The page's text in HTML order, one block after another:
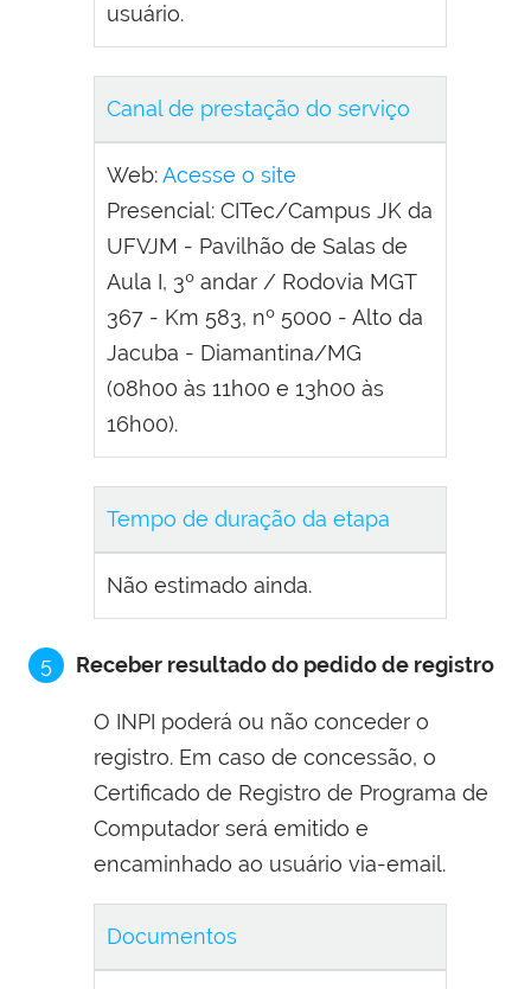
usuário.
Canal de prestação do serviço
Web:Acesse o site
Presencial: CITec/Campus JK da
UFVJM - Pavilhão de Salas de
Aula I, 3º andar / Rodovia MGT
367 - Km 583, nº 5000 - Alto da
Jacuba - Diamantina/MG
(08h00 às 11h00 e 13h00 às
16h00).
Tempo de duração da etapa
Não estimado ainda.
5 Receber resultado do pedido de registro
O INPI poderá ou não conceder o
registro. Em caso de concessão, o
Certificado de Registro de Programa de
Computador será emitido e
encaminhado ao usuário via-email.
Documentos